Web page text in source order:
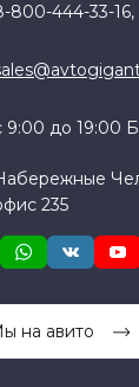
800-444-33-16,
9:00 до
235
на авито